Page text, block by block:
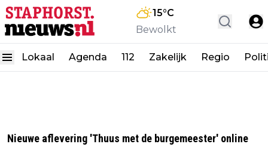
15°C
Bewolkt
Lokaal Agenda 112 Zakelijk Regio
Nieuwe aflevering 'Thuus met de burgemeester' online